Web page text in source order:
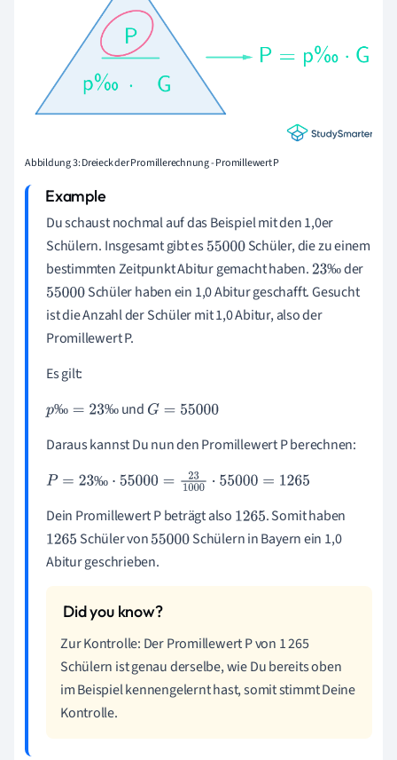
Abbildung 3: Dreieck der Promillerechnung - Promillewert P
Du schaust nochmal auf das Beispiel mit den 1,0er
Schülern. Insgesamt gibt es55000 Schüler, die zu einem
bestimmten Zeitpunkt Abitur gemacht haben.
‰
23
‰
der
55000 Schüler haben ein 1,0 Abitur geschafft. Gesucht
ist die Anzahl der Schüler mit 1,0 Abitur, also der
Promillewert P.
Es gilt:
‰ ‰
p‰ =23‰ und G= 55 000
Daraus kannst Du nun den Promillewert P berechnen:
‰
P= 23 ‰·55 000=231000 55000 =1265
Dein Promillewert P beträgt also 1265 . Somit haben
1265 Schüler von55000 Schülern in Bayern ein 1,0
Abitur geschrieben.
Zur Kontrolle: Der Promillewert P von 1 265
Schülern ist genau derselbe, wie Du bereits oben
im Beispiel kennengelernt hast, somit stimmt Deine
Kontrolle.